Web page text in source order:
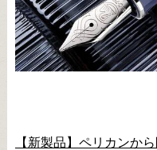
【新製品】ペリカンか